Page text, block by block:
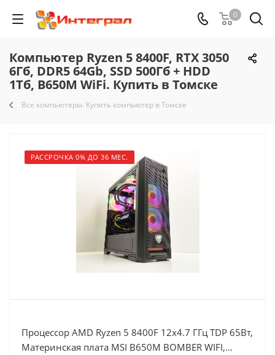
0
Компьютер Ryzen 5 8400F, RTX 3050
6Гб, DDR5 64Gb, SSD 500Гб + HDD
1Тб, B650M WiFi. Купить в Томске
Все компьютеры. Купить компьютер в Томске
РАССРОЧКА 0% ДО 36 МЕС.
Процессор AMD Ryzen 5 8400F 12x4.7 ГГц TDP 65Вт,
Материнская плата MSI B650M BOMBER WIFI,